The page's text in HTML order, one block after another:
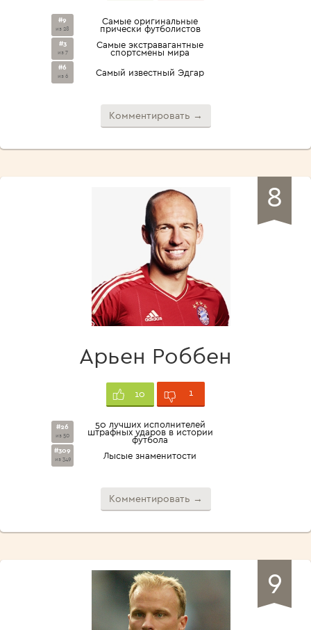
#9
из 28
Самые оригинальные
прически футболистов
#3
из 7
Самые экстравагантные
спортсмены мира
#6
из 6 Самый известный Эдгар
Комментировать →
8
Арьен Роббен
10 1
#26
из 50
50 лучших исполнителей
штрафных ударов в истории
футбола
#309
из 349 Лысые знаменитости
Комментировать →
9